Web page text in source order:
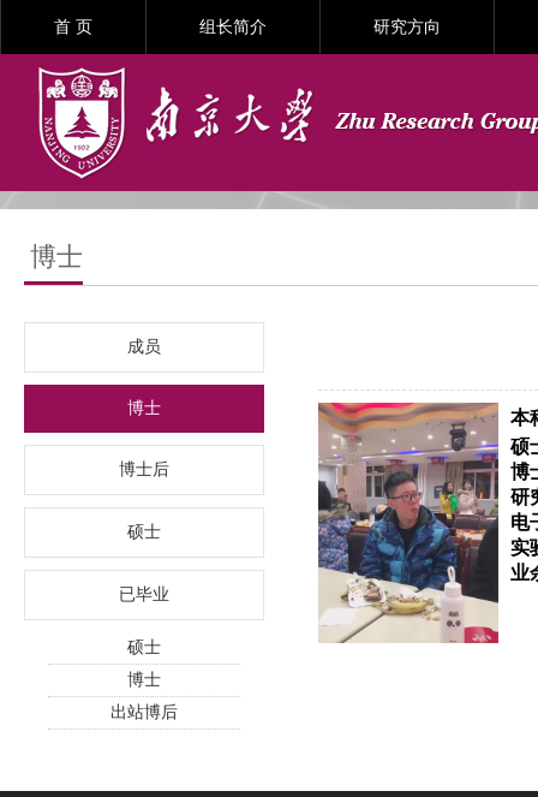
首 页 组长简介 研究方向
博士
成员
博士
博士后
硕士
已毕业
硕士
博士
出站博后
本
硕
博
研
电
实
业